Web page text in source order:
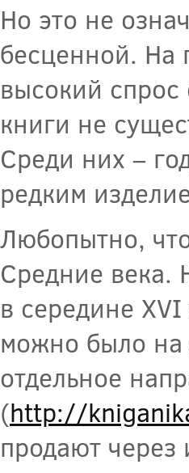
Но это не
бесценной. На
высокий спрос
книги не
Среди них –
редким
Любопытно,
Средние века.
в середине
можно было на
отдельное
(http://
продают через